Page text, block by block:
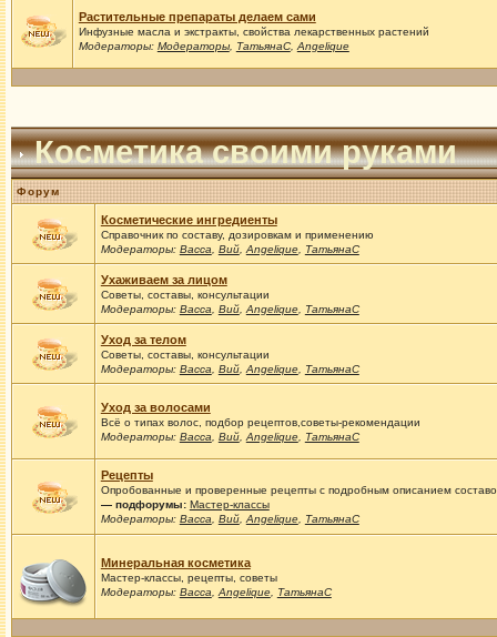
Растительные препараты делаем сами
Инфузные масла и экстракты, свойства лекарственных растений
Модераторы: Модераторы, ТатьянаС, Angelique
Косметика своими руками
Форум
Косметические ингредиенты
Справочник по составу, дозировкам и применению
Модераторы: Васса Вий, Angelique, ТатьянаС
Ухаживаем за лицом
Советы, составы, консультации
Модераторы: Васса Вий, Angelique, ТатьянаС
Уход за телом
Советы, составы, консультации
Модераторы: Васса Вий, Angelique, ТатьянаС
Уход за волосами
Всё о типах волос, подбор рецептов,советы-рекомендации
Модераторы: Васса Вий, Angelique, ТатьянаС
Рецепты
Опробованные и проверенные рецепты с подробным описанием
— подфорумы: Мастер-классы
Модераторы: Васса Вий, Angelique, ТатьянаС
Минеральная косметика
Мастер-классы, рецепты, советы
Модераторы: Васса Angelique, ТатьянаС